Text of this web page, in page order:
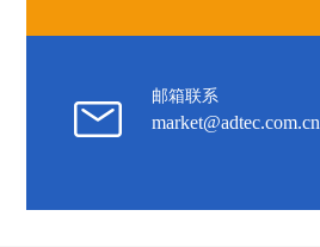
邮箱联系
market@adtec.com.cn